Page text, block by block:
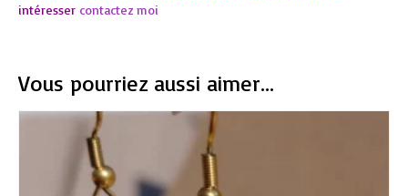
intéresser contactez moi
Vous pourriez aussi aimer...